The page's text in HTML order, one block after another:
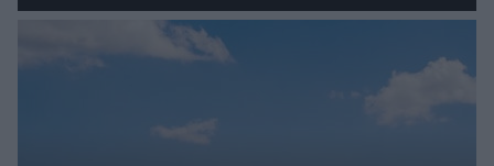
wodą